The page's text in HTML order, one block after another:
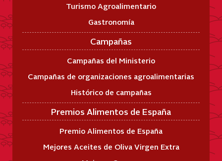
Turismo Agroalimentario
Gastronomía
Campañas
Campañas del Ministerio
Campañas de organizaciones agroalimentarias
Histórico de campañas
Premios Alimentos de España
Premio Alimentos de España
Mejores Aceites de Oliva Virgen Extra